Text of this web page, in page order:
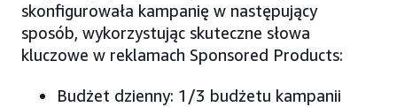
skonfigurowała kampanię w następujący
sposób, wykorzystując skuteczne słowa
kluczowe w reklamach Sponsored Products:
Budżet dzienny: 1/3 budżetu kampanii